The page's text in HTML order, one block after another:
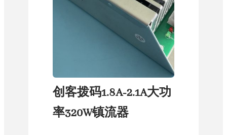
创客拨码1.8A-2.1A大功
率320W镇流器